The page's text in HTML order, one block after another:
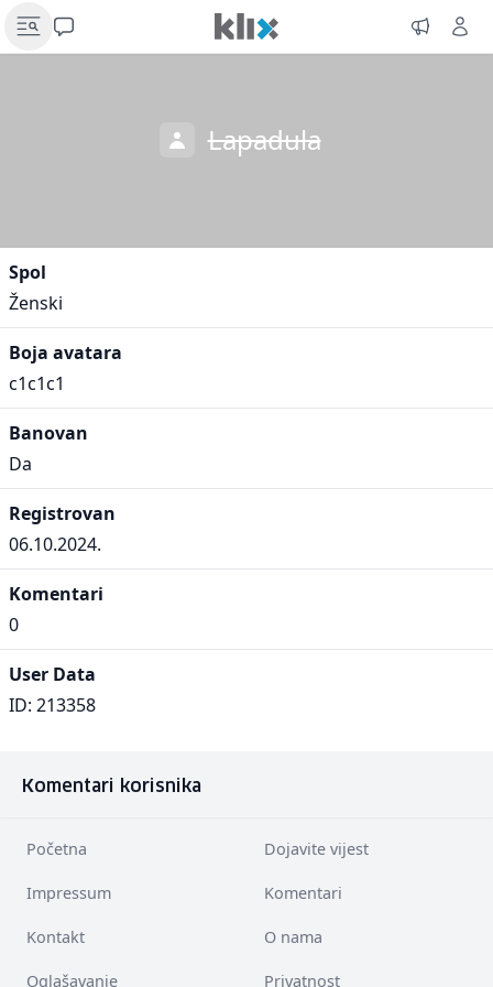
Lapadula
Spol
Ženski
Boja avatara
c1c1c1
Banovan
Da
Registrovan
06.10.2024.
Komentari
0
User Data
ID: 213358
Komentari korisnika
Početna Dojavite vijest
Impressum Komentari
Kontakt O nama
Oglašavanje Privatnost